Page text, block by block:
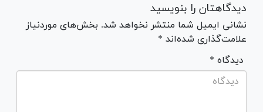
دیدگاهتان را بنویسید
نشانی ایمیل شما منتشر نخواهد شد. بخش‌های موردنیاز
علامت‌گذاری شده‌اند *
* دیدگاه